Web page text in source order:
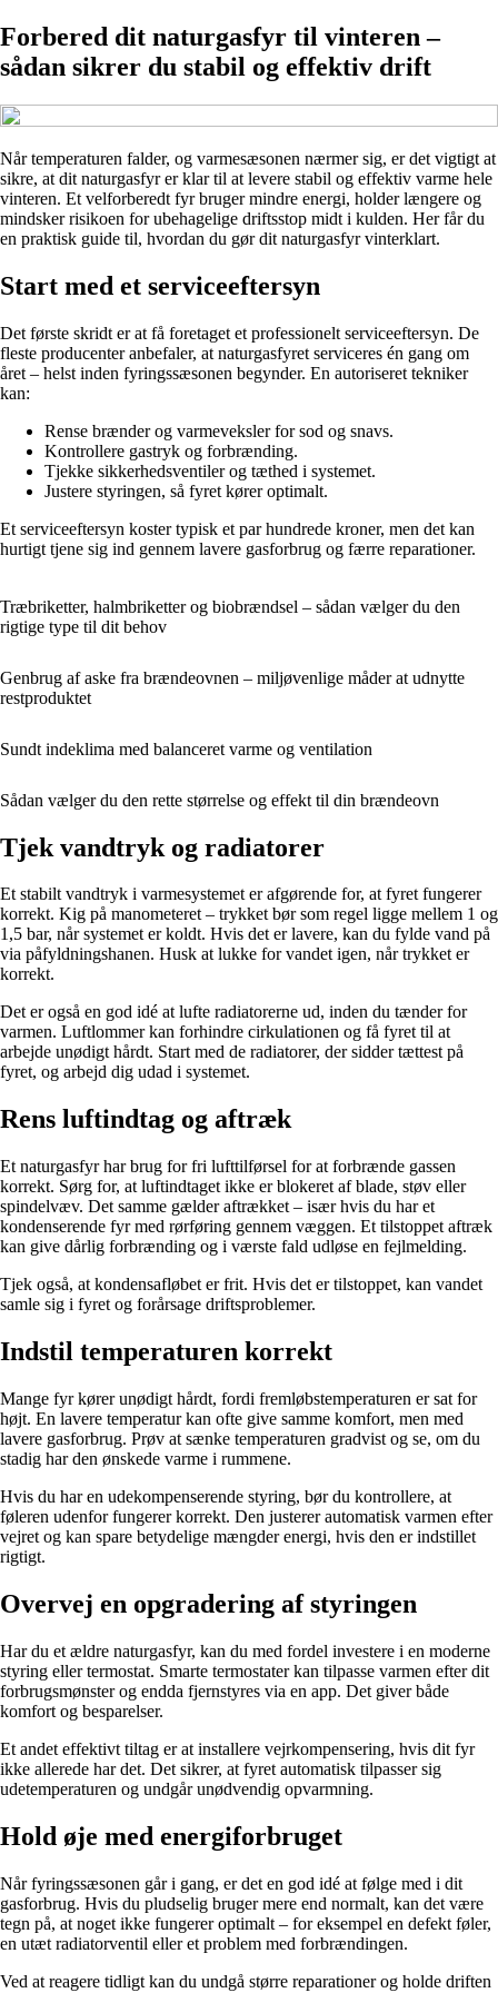
Forbered dit naturgasfyr til vinteren –
sådan sikrer du stabil og effektiv drift
Når temperaturen falder, og varmesæsonen nærmer sig, er det vigtigt at
sikre, at dit naturgasfyr er klar til at levere stabil og effektiv varme hele
vinteren. Et velforberedt fyr bruger mindre energi, holder længere og
mindsker risikoen for ubehagelige driftsstop midt i kulden. Her får du
en praktisk guide til, hvordan du gør dit naturgasfyr vinterklart.
Start med et serviceeftersyn
Det første skridt er at få foretaget et professionelt serviceeftersyn. De
fleste producenter anbefaler, at naturgasfyret serviceres én gang om
året – helst inden fyringssæsonen begynder. En autoriseret tekniker
kan:
Rense brænder og varmeveksler for sod og snavs.
Kontrollere gastryk og forbrænding.
Tjekke sikkerhedsventiler og tæthed i systemet.
Justere styringen, så fyret kører optimalt.
Et serviceeftersyn koster typisk et par hundrede kroner, men det kan
hurtigt tjene sig ind gennem lavere gasforbrug og færre reparationer.
Træbriketter, halmbriketter og biobrændsel – sådan vælger du den
rigtige type til dit behov
Genbrug af aske fra brændeovnen – miljøvenlige måder at udnytte
restproduktet
Sundt indeklima med balanceret varme og ventilation
Sådan vælger du den rette størrelse og effekt til din brændeovn
Tjek vandtryk og radiatorer
Et stabilt vandtryk i varmesystemet er afgørende for, at fyret fungerer
korrekt. Kig på manometeret – trykket bør som regel ligge mellem 1 og
1,5 bar, når systemet er koldt. Hvis det er lavere, kan du fylde vand på
via påfyldningshanen. Husk at lukke for vandet igen, når trykket er
korrekt.
Det er også en god idé at lufte radiatorerne ud, inden du tænder for
varmen. Luftlommer kan forhindre cirkulationen og få fyret til at
arbejde unødigt hårdt. Start med de radiatorer, der sidder tættest på
fyret, og arbejd dig udad i systemet.
Rens luftindtag og aftræk
Et naturgasfyr har brug for fri lufttilførsel for at forbrænde gassen
korrekt. Sørg for, at luftindtaget ikke er blokeret af blade, støv eller
spindelvæv. Det samme gælder aftrækket – især hvis du har et
kondenserende fyr med rørføring gennem væggen. Et tilstoppet aftræk
kan give dårlig forbrænding og i værste fald udløse en fejlmelding.
Tjek også, at kondensafløbet er frit. Hvis det er tilstoppet, kan vandet
samle sig i fyret og forårsage driftsproblemer.
Indstil temperaturen korrekt
Mange fyr kører unødigt hårdt, fordi fremløbstemperaturen er sat for
højt. En lavere temperatur kan ofte give samme komfort, men med
lavere gasforbrug. Prøv at sænke temperaturen gradvist og se, om du
stadig har den ønskede varme i rummene.
Hvis du har en udekompenserende styring, bør du kontrollere, at
føleren udenfor fungerer korrekt. Den justerer automatisk varmen efter
vejret og kan spare betydelige mængder energi, hvis den er indstillet
rigtigt.
Overvej en opgradering af styringen
Har du et ældre naturgasfyr, kan du med fordel investere i en moderne
styring eller termostat. Smarte termostater kan tilpasse varmen efter dit
forbrugsmønster og endda fjernstyres via en app. Det giver både
komfort og besparelser.
Et andet effektivt tiltag er at installere vejrkompensering, hvis dit fyr
ikke allerede har det. Det sikrer, at fyret automatisk tilpasser sig
udetemperaturen og undgår unødvendig opvarmning.
Hold øje med energiforbruget
Når fyringssæsonen går i gang, er det en god idé at følge med i dit
gasforbrug. Hvis du pludselig bruger mere end normalt, kan det være
tegn på, at noget ikke fungerer optimalt – for eksempel en defekt føler,
en utæt radiatorventil eller et problem med forbrændingen.
Ved at reagere tidligt kan du undgå større reparationer og holde driften